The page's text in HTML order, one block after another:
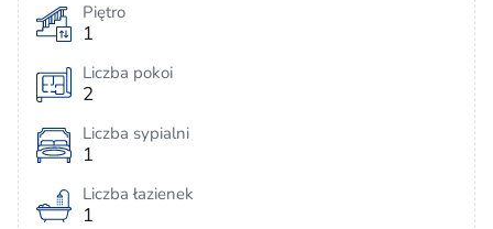
Piętro
1
Liczba pokoi
2
Liczba sypialni
1
Liczba łazienek
1